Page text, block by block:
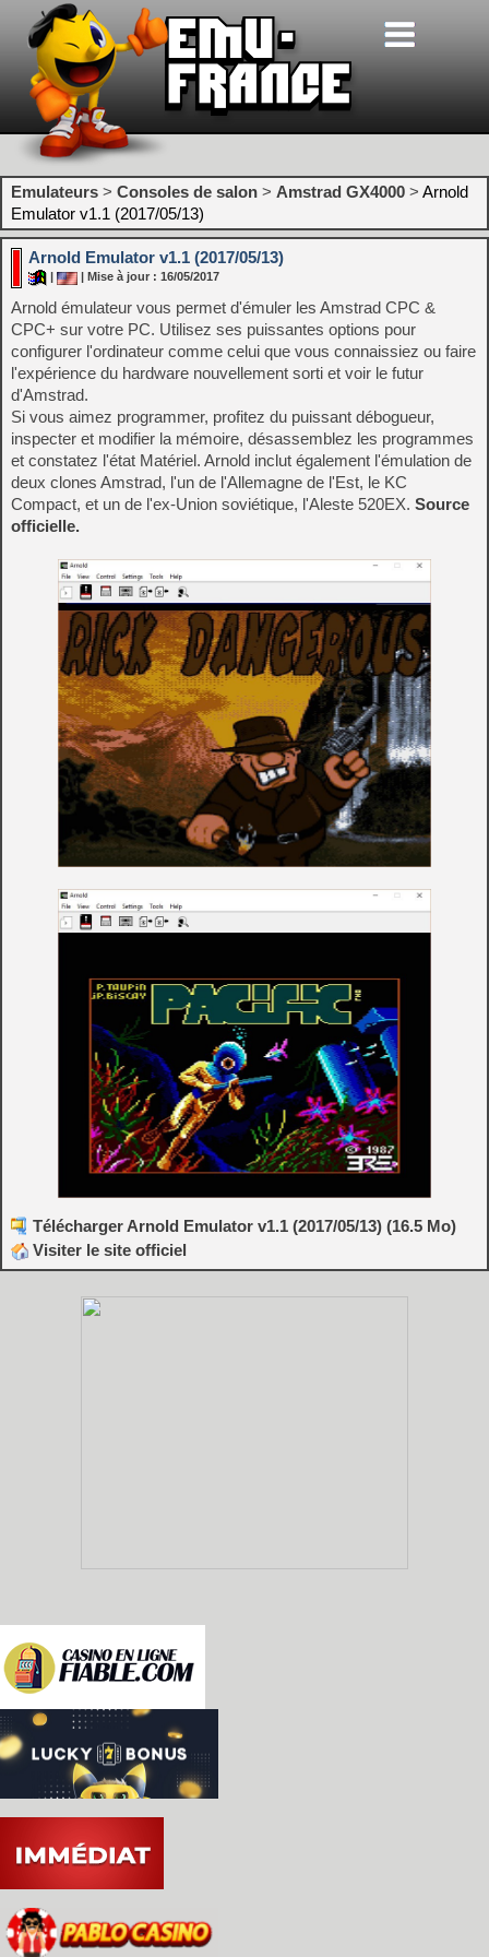
Emulateurs > Consoles de salon > Amstrad GX4000 > Arnold
Emulator v1.1 (2017/05/13)
Arnold Emulator v1.1 (2017/05/13)
| Mise à jour : 16/05/2017
Arnold émulateur vous permet d'émuler les Amstrad CPC &
CPC+ sur votre PC. Utilisez ses puissantes options pour
configurer l'ordinateur comme celui que vous connaissiez ou faire
l'expérience du hardware nouvellement sorti et voir le futur
d'Amstrad.
Si vous aimez programmer, profitez du puissant débogueur,
inspecter et modifier la mémoire, désassemblez les programmes
et constatez l'état Matériel. Arnold inclut également l'émulation de
deux clones Amstrad, l'un de l'Allemagne de l'Est, le KC
Compact, et un de l'ex-Union soviétique, l'Aleste 520EX. Source
officielle.
Télécharger Arnold Emulator v1.1 (2017/05/13) (16.5 Mo)
Visiter le site officiel